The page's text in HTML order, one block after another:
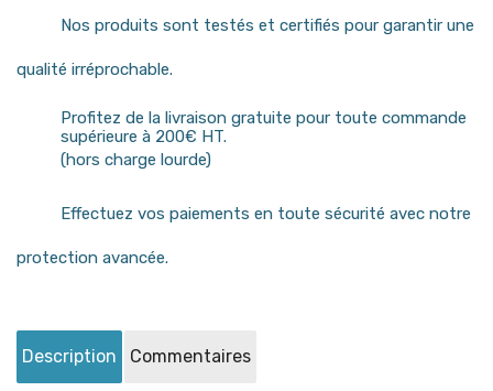
Nos produits sont testés et certifiés pour garantir une
qualité irréprochable.
Profitez de la livraison gratuite pour toute commande
supérieure à 200€ HT.
(hors charge lourde)
Effectuez vos paiements en toute sécurité avec notre
protection avancée.
Description Commentaires